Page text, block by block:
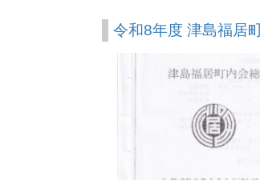
令和8年度 津島福居